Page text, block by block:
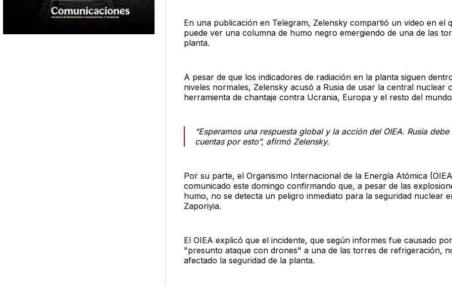
En una publicación en Telegram, Zelensky compartió un video en el
puede ver una columna de humo negro emergiendo de una de las
planta.
A pesar de que los indicadores de radiación en la planta siguen
niveles normales, Zelensky acusó a Rusia de usar la central nuclear
herramienta de chantaje contra Ucrania, Europa y el resto del
“Esperamos una respuesta global y la acción del OIEA. Rusia debe
cuentas por esto”, afirmó Zelensky.
Por su parte, el Organismo Internacional de la Energía Atómica
comunicado este domingo confirmando que, a pesar de las
humo, no se detecta un peligro inmediato para la seguridad nuclear
Zaporiyia.
El OIEA explicó que el incidente, que según informes fue causado
"presunto ataque con drones" a una de las torres de refrigeración,
afectado la seguridad de la planta.